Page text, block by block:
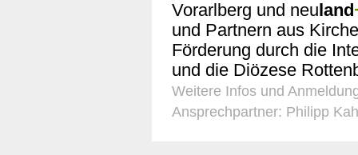
Vorarlberg und neuland
und Partnern aus
Förderung durch die
und die Diözese
Weitere Infos und
Ansprechpartner: Philipp